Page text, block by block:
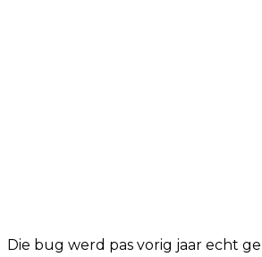
Die bug werd pas vorig jaar echt